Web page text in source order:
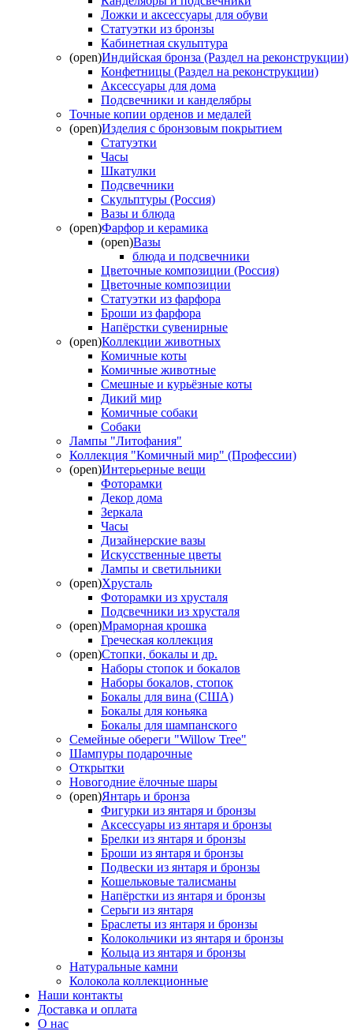
Ложки и аксессуары для обуви
Статуэтки из бронзы
Кабинетная скульптура
(open)Индийская бронза (Раздел на реконструкции)
Конфетницы (Раздел на реконструкции)
Аксессуары для дома
Подсвечники и канделябры
Точные копии орденов и медалей
(open)Изделия с бронзовым покрытием
Статуэтки
Часы
Шкатулки
Подсвечники
Скульптуры (Россия)
Вазы и блюда
(open)Фарфор и керамика
(open)Вазы
блюда и подсвечники
Цветочные композиции (Россия)
Цветочные композиции
Статуэтки из фарфора
Броши из фарфора
Напёрстки сувенирные
(open)Коллекции животных
Комичные коты
Комичные животные
Смешные и курьёзные коты
Дикий мир
Комичные собаки
Собаки
Лампы "Литофания"
Коллекция "Комичный мир" (Профессии)
(open)Интерьерные вещи
Фоторамки
Декор дома
Зеркала
Часы
Дизайнерские вазы
Искусственные цветы
Лампы и светильники
(open)Хрусталь
Фоторамки из хрусталя
Подсвечники из хрусталя
(open)Мраморная крошка
Греческая коллекция
(open)Стопки, бокалы и др.
Наборы стопок и бокалов
Наборы бокалов, стопок
Бокалы для вина (США)
Бокалы для коньяка
Бокалы для шампанского
Семейные обереги "Willow Tree"
Шампуры подарочные
Открытки
Новогодние ёлочные шары
(open)Янтарь и бронза
Фигурки из янтаря и бронзы
Аксессуары из янтаря и бронзы
Брелки из янтаря и бронзы
Броши из янтаря и бронзы
Подвески из янтаря и бронзы
Кошельковые талисманы
Напёрстки из янтаря и бронзы
Серьги из янтаря
Браслеты из янтаря и бронзы
Колокольчики из янтаря и бронзы
Кольца из янтаря и бронзы
Натуральные камни
Колокола коллекционные
Наши контакты
Доставка и оплата
О нас